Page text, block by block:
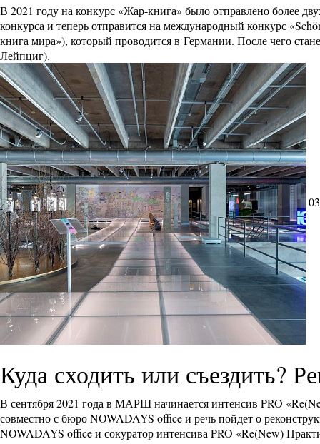
В 2021 году на конкурс «Жар-книга» было отправлено более
конкурса и теперь отправится на международный конкурс
книга мира»), который проводится в Германии. После чего
Лейпциг).
Куда сходить или съездить?
В сентября 2021 года в МАРШ начинается интенсив PRO
совместно с бюро NOWADAYS office и речь пойдет о
NOWADAYS office и сокуратор интенсива PRO «Re(New)